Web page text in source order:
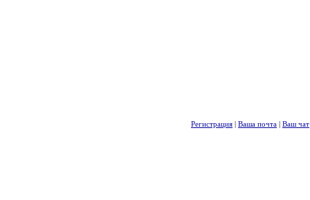
Регистрация | Ваша почта | Ваш чат